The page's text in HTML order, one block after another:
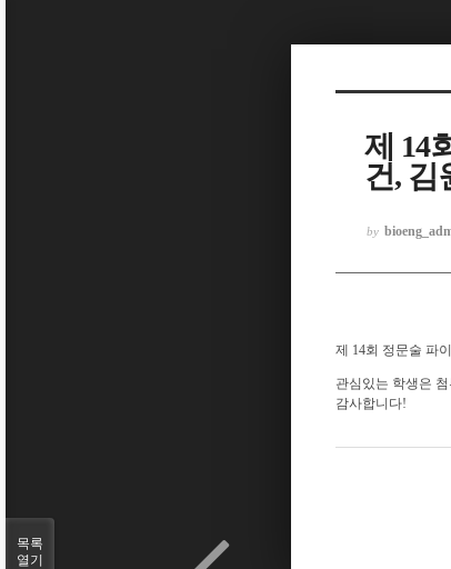
제 14
건, 김
by
제 14회 정문술 파
관심있는 학생은
감사합니다!
목록
열기
Sketchbook5, 스케치북5
Sketchbook5, 스케치북5